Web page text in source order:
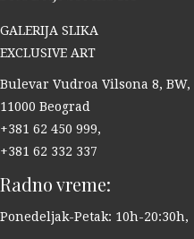
GALERIJA SLIKA
EXCLUSIVE ART
Bulevar Vudroa Vilsona 8, BW,
11000 Beograd
+381 62 450 999,
+381 62 332 337
Radno vreme:
Ponedeljak-Petak: 10h-20:30h,